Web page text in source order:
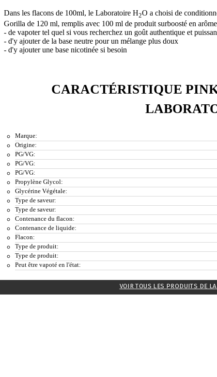
Dans les flacons de 100ml, le Laboratoire H2O a choisi de
Gorilla de 120 ml, remplis avec 100 ml de produit surboosté en
- de vapoter tel quel si vous recherchez un goût authentique et
- d'y ajouter de la base neutre pour un mélange plus doux
- d'y ajouter une base nicotinée si besoin
CARACTÉRISTIQUE
Marque:
Origine:
PG/VG:
PG/VG:
PG/VG:
Propylène Glycol:
Glycérine Végétale:
Type de saveur:
Type de saveur:
Contenance du flacon:
Contenance de liquide:
Flacon:
Type de produit:
Type de produit:
Peut être vapoté en l'état:
VOIR TOUS LES PRODUITS DE